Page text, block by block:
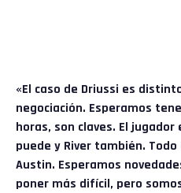
«El caso de Driussi es
negociación. Esperamos
horas, son claves. El
puede y River también.
Austin. Esperamos
poner más difícil, pero